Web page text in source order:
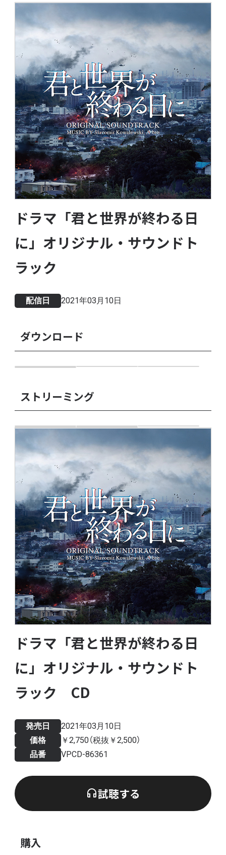
ドラマ「君と世界が終わる日
に」オリジナル・サウンドト
ラック
配信日 2021年03月10日
ダウンロード
ストリーミング
ドラマ「君と世界が終わる日
に」オリジナル・サウンドト
ラック CD
発売日
2021年03月10日
価格
￥2,750（税抜￥2,500）
品番
VPCD-86361
試聴する
購入